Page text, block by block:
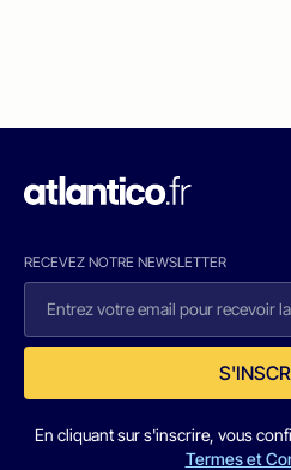
RECEVEZ NOTRE NEWSLETTER
En cliquant sur s'inscrire, vous
Termes et